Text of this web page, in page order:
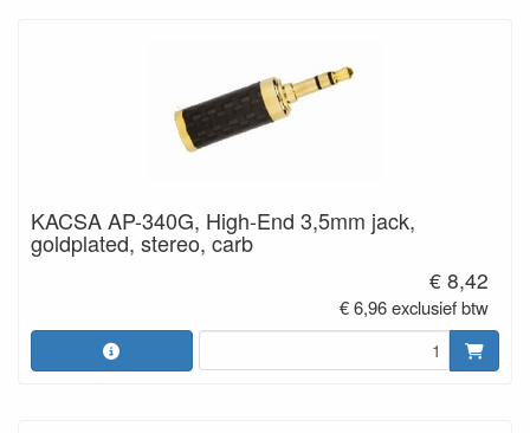
KACSA AP-340G, High-End 3,5mm jack,
goldplated, stereo, carb
€ 8,42
€ 6,96 exclusief btw